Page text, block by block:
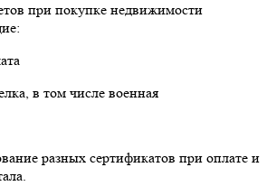
при покупке недвижимости
в том числе военная
разных сертификатов при оплате и